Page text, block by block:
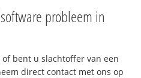
probleem in
bent u slachtoffer van een
direct contact met ons op